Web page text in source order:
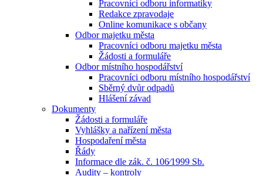
Pracovníci odboru informatiky
Redakce zpravodaje
Online komunikace s občany
Odbor majetku města
Pracovníci odboru majetku města
Žádosti a formuláře
Odbor místního hospodářství
Pracovníci odboru místního hospodářství
Sběrný dvůr odpadů
Hlášení závad
Dokumenty
Žádosti a formuláře
Vyhlášky a nařízení města
Hospodaření města
Řády
Informace dle zák. č. 106⁄1999 Sb.
Audity – kontroly